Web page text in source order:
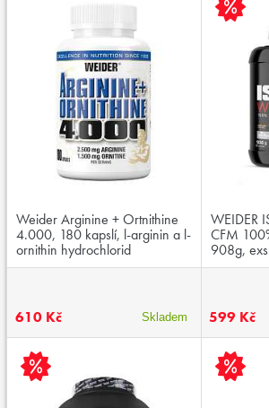
Weider Arginine + Ortnithine
4.000, 180 kapslí, l-arginin a l-
ornithin hydrochlorid
610 Kč Skladem
WEIDER
CFM
908g,
599 Kč